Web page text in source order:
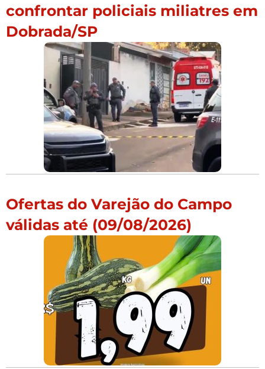
confrontar policiais miliatres em
Dobrada/SP
Ofertas do Varejão do Campo
válidas até (09/08/2026)